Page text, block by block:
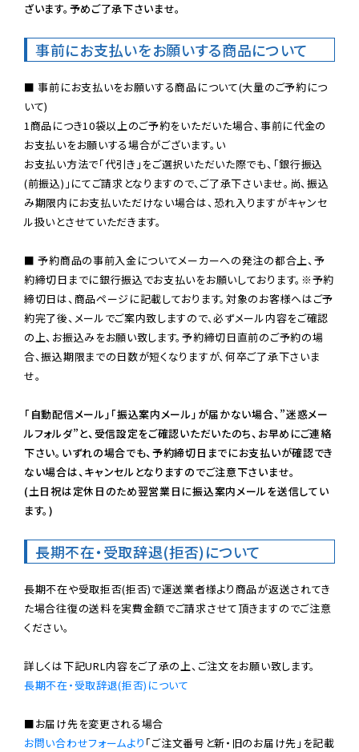
ざいます。予めご了承下さいませ。
事前にお支払いをお願いする商品について
■ 事前にお支払いをお願いする商品について(大量のご予約につ
いて)
1商品につき10袋以上のご予約をいただいた場合、事前に代金の
お支払いをお願いする場合がございます。い
お支払い方法で「代引き」をご選択いただいた際でも、「銀行振込
(前振込)」にてご請求となりますので、ご了承下さいませ。尚、振込
み期限内にお支払いただけない場合は、恐れ入りますがキャンセ
ル扱いとさせていただきます。
■ 予約商品の事前入金についてメーカーへの発注の都合上、予
約締切日までに銀行振込でお支払いをお願いしております。※予約
締切日は、商品ページに記載しております。対象のお客様へはご予
約完了後、メールでご案内致しますので、必ずメール内容をご確認
の上、お振込みをお願い致します。予約締切日直前のご予約の場
合、振込期限までの日数が短くなりますが、何卒ご了承下さいま
せ。
「自動配信メール」「振込案内メール」が届かない場合、”迷惑メー
ルフォルダ”と、受信設定をご確認いただいたのち、お早めにご連絡
下さい。いずれの場合でも、予約締切日までにお支払いが確認でき
ない場合は、キャンセルとなりますのでご注意下さいませ。
(土日祝は定休日のため翌営業日に振込案内メールを送信してい
ます。)
長期不在・受取辞退(拒否)について
長期不在や受取拒否(拒否)で運送業者様より商品が返送されてき
た場合往復の送料を実費金額でご請求させて頂きますのでご注意
ください。
長期不在・受取辞退(拒否)について
お問い合わせフォームより 「ご注文番号と新・旧のお届け先」を記載